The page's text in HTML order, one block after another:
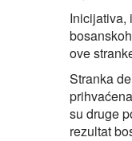
Inicijativa,
ove
Stranka
su druge
rezultat